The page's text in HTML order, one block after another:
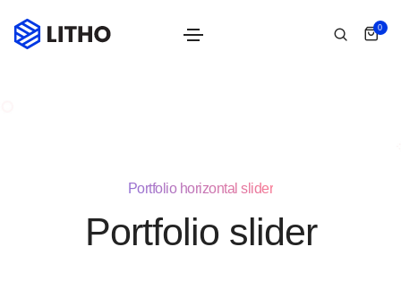
0
Portfolio horizontal slider
Portfolio slider